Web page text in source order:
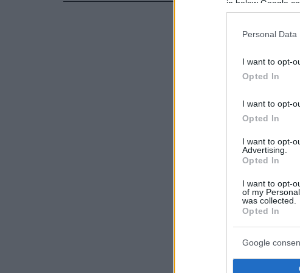
in below Google
Personal
I want to opt-
Opted In
I want to opt-
Opted In
I want to opt-
Advertising.
Opted In
I want to opt-
of my
was collected.
Opted In
Google